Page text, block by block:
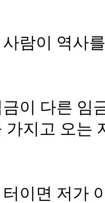
사람이 역사
금이 다른 임
가지고 오는
터이면 저가